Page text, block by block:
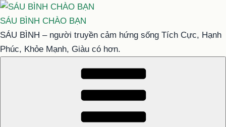
Chuyển
đến
phần
nội
SÁU BÌNH CHÀO BẠN
SÁU BÌNH – người truyền cảm hứng sống Tích Cực, Hạnh
Phúc, Khỏe Mạnh, Giàu có hơn.